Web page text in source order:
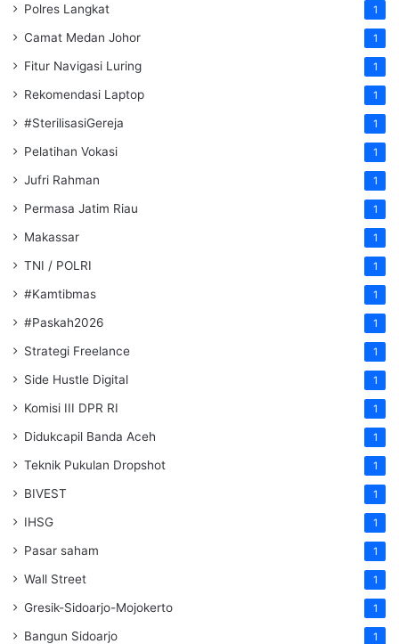
Polres Langkat 1
Camat Medan Johor 1
Fitur Navigasi Luring 1
Rekomendasi Laptop 1
#SterilisasiGereja 1
Pelatihan Vokasi 1
Jufri Rahman 1
Permasa Jatim Riau 1
Makassar 1
TNI / POLRI 1
#Kamtibmas 1
#Paskah2026 1
Strategi Freelance 1
Side Hustle Digital 1
Komisi III DPR RI 1
Didukcapil Banda Aceh 1
Teknik Pukulan Dropshot 1
BIVEST 1
IHSG 1
Pasar saham 1
Wall Street 1
Gresik-Sidoarjo-Mojokerto 1
Bangun Sidoarjo 1